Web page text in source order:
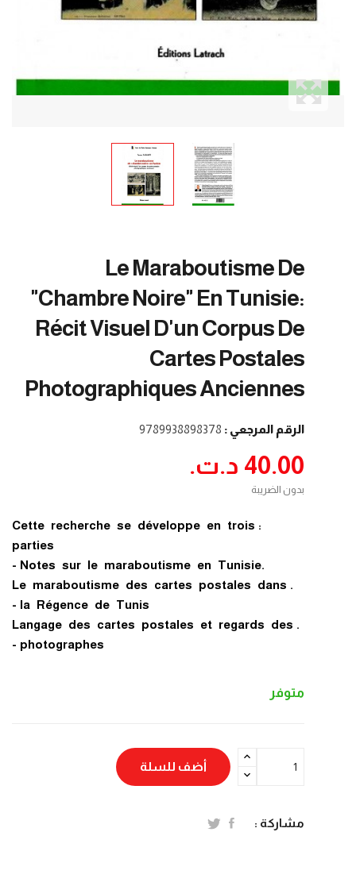
Le Maraboutisme De
"chambre Noire" En Tunisie:
Récit Visuel D'un Corpus De
Cartes Postales
Photographiques Anciennes
الرقم المرجعي : 9789938898378
40.00 د.ت.‏
بدون الضريبة
:Cette recherche se développe en trois
parties
.Notes sur le maraboutisme en Tunisie -
.Le maraboutisme des cartes postales dans
la Régence de Tunis -
.Langage des cartes postales et regards des
photographes -
متوفر
أضف للسلة
مشاركة :